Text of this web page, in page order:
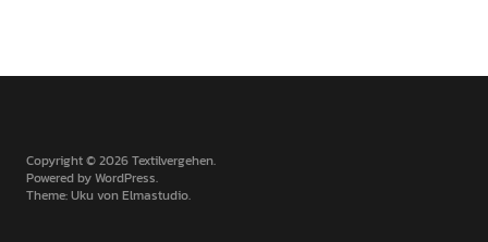
Copyright © 2026 Textilvergehen
Powered byWordPress
Theme: Uku vonElmastudio